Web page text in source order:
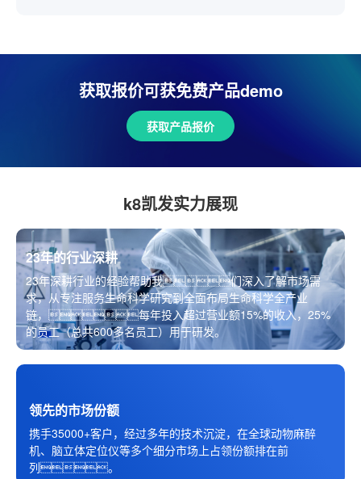
获取报价可获免费产品demo
获取产品报价
k8凯发实力展现
23年的行业深耕
23年深耕行业的经验帮助我们深入了解市场需
求，从专注服务生命科学研究到全面布局生命科学全产业
链，每年投入超过营业额15%的收入，25%
的员工（总共600多名员工）用于研发。
领先的市场份额
携手35000+客户，经过多年的技术沉淀，在全球动物麻醉
机、脑立体定位仪等多个细分市场上占领份额排在前
列。